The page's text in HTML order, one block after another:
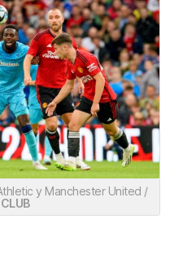
y Manchester United /